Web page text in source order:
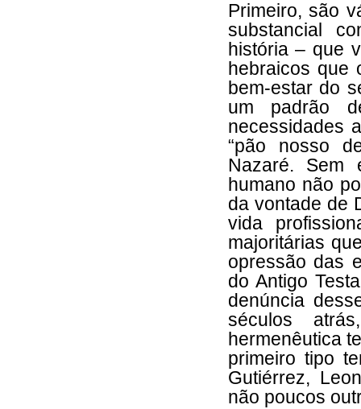
Primeiro, são
substancial
história – que
hebraicos que
bem-estar do
um padrão
necessidades
“pão nosso
Nazaré. Sem
humano não
da vontade de
vida
majoritárias
opressão das
do Antigo
denúncia
séculos
hermenêutica
primeiro tipo
Gutiérrez,
não poucos